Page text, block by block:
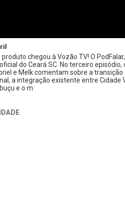
produto chegou à Vozão TV! O
do Ceará SC. No terceiro episódio,
e Melk comentam sobre a transição
a integração existente entre Cidade
e o m